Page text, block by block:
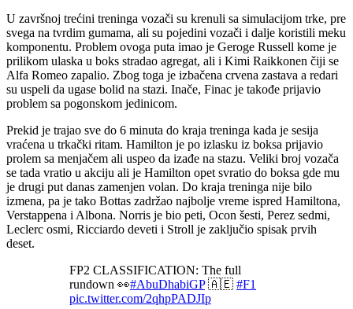
U završnoj trećini treninga vozači su krenuli sa simulacijom trke, pre
svega na tvrdim gumama, ali su pojedini vozači i dalje koristili meku
komponentu. Problem ovoga puta imao je Geroge Russell kome je
prilikom ulaska u boks stradao agregat, ali i Kimi Raikkonen čiji se
Alfa Romeo zapalio. Zbog toga je izbačena crvena zastava a redari
su uspeli da ugase bolid na stazi. Inače, Finac je takođe prijavio
problem sa pogonskom jedinicom.
Prekid je trajao sve do 6 minuta do kraja treninga kada je sesija
vraćena u trkački ritam. Hamilton je po izlasku iz boksa prijavio
prolem sa menjačem ali uspeo da izađe na stazu. Veliki broj vozača
se tada vratio u akciju ali je Hamilton opet svratio do boksa gde mu
je drugi put danas zamenjen volan. Do kraja treninga nije bilo
izmena, pa je tako Bottas zadržao najbolje vreme ispred Hamiltona,
Verstappena i Albona. Norris je bio peti, Ocon šesti, Perez sedmi,
Leclerc osmi, Ricciardo deveti i Stroll je zaključio spisak prvih
deset.
FP2 CLASSIFICATION: The full
rundown 👀#AbuDhabiGP🇦🇪 #F1
pic.twitter.com/2qhpPADJIp